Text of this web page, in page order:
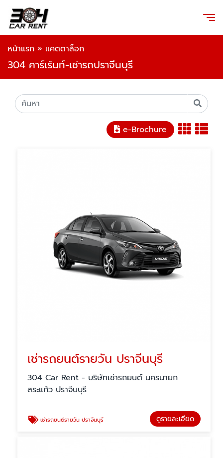
หน้าแรก » แคตตาล็อก
304 คาร์เร้นท์-เช่ารถปราจีนบุรี
e-Brochure
เช่ารถยนต์รายวัน ปราจีนบุรี
304 Car Rent - บริษัทเช่ารถยนต์ นครนายก
สระแก้ว ปราจีนบุรี
เช่ารถยนต์รายวัน ปราจีนบุรี ดูรายละเอียด